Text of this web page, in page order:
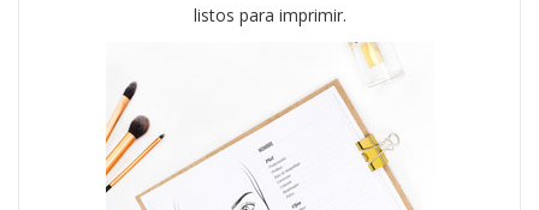
listos para imprimir.